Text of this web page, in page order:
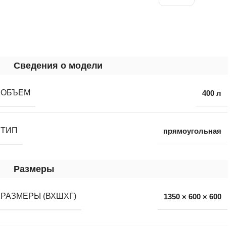
Сведения о модели
ОБЪЕМ 400 л
ТИП прямоугольная
Размеры
РАЗМЕРЫ (ВХШХГ) 1350 × 600 × 600